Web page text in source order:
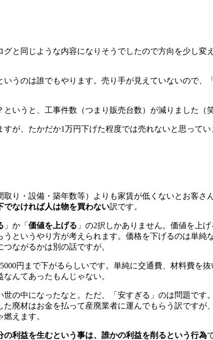
と同じような内容になりそうでしたので方向を少し変
うのは誰でもやります。売り手が見えていないので、
いうと、工事件数（つまり販売台数）が減りました（笑
が、たかだか1万円下げた程度では売れないと思って
り・設備・築年数等）よりも家賃が低くないとお客
でなければ人は物を買わない訳です。
」か「 価値を上げる 」の2択しかありません。価値を上
というやり方が考えられます。価格を下げるのは単
ながるかは別の話ですが。
円まで下がるらしいです。単純に交通費、材料費を
んてあったもんじゃない。
の中になったなと。ただ、「安すぎる」のは問題で
廃材はお金を払って産廃業者に運んでもらう訳ですが
えます。
の利益を生むという事は、誰かの利益を削るという行為